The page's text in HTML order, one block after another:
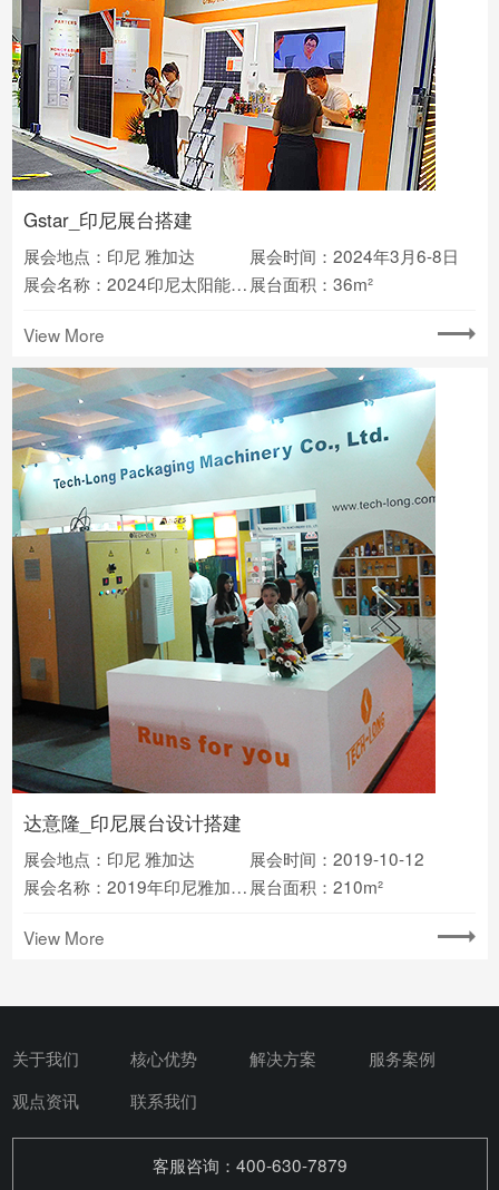
Gstar_印尼展台搭建
展会地点：印尼 雅加达
展会时间：2024年3月6-8日
展会名称：2024印尼太阳能光伏展 展台面积：36m²
View More
达意隆_印尼展台设计搭建
展会地点：印尼 雅加达
展会时间：2019-10-12
展会名称：2019年印尼雅加达食品加工及包装展览会 展台面积：210m²
View More
关于我们 核心优势 解决方案
服务案例
观点资讯
联系我们
客服咨询：400-630-7879